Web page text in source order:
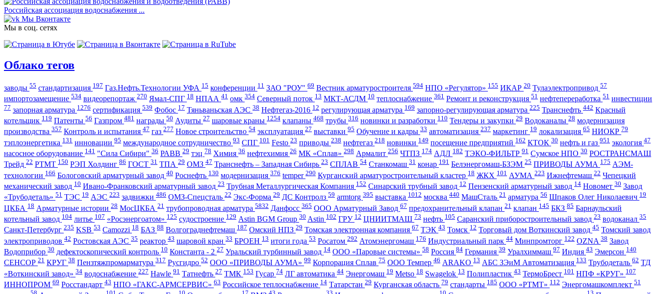
Российская ассоциация водоснабжения ...
Мы Вконтакте
Мы в соц. сетях
Облако тегов
заводы 55 стандартизация 197 Газ.Нефть.Технологии УФА 15 конференции 11 ЗАО "РОУ" 69 Вестник арматуростроителя 594 НПО «Регулятор» 155 ИКАР 20 Тулаэлектропривод 57
импортозамещение 534 видеорепортаж 270 Ямал-СПГ 18 НПАА 41 омк 354 Северный поток 13 МКТ-АСДМ 10 теплоснабжение 361 Ремонт и реконструкция 51 нефтепереработка 51 инвестиции
77 запорная арматура 1276 сертификация 539 Фобос 17 Тяньваньская АЭС 38 Нефтегаз-2016 12 регулирующая арматура 169 запорно-регулирующая арматура 225 Транснефть 442 Красный
котельщик 119 Патенты 56 Газпром 481 награды 50 Аудиты 27 шаровые краны 1254 клапаны 468 трубы 316 новинки и разработки 110 Тендеры и закупки 29 Водоканалы 28 модернизация
производства 357 Контроль и испытания 47 газ 277 Новое строительство 54 эксплуатация 27 выставки 95 Обучение и кадры 33 автоматизация 237 маркетинг 19 локализация 65 НИОКР 79
тэплоэнергетика 131 инновации 95 международное сотрудничество 93 СПГ 101 Festo 23 приводы 238 нефтегаз 218 новинки 149 посещение предприятий 162 КТОК 30 нефть и газ 951 экология 47
насосное оборудование 141 "Сила Сибири" 36 РАВВ 29 тэц 78 Химия 36 нефтехимия 26 МК «Сплав» 298 Армалит 256 ЧТПЗ 174 АДЛ 182 ТЭКО-ФИЛЬТР 91 Сумское НПО 30 РОСТРАНСМАШ
Трейд 22 РТМТ 150 РЭП Холдинг 86 ГОСТ 31 ТПА 29 ОМЗ 47 Транснефть – Западная Сибирь 23 СПЛАВ 54 Станкомаш 31 конар 191 Белэнергомаш-БЗЭМ 25 ПРИВОДЫ АУМА 175 АЭМ-
технологии 166 Бологовский арматурный завод 40 Роснефть 130 модернизация 376 temper 290 Курганский арматуростроительный кластер 18 ЖКХ 101 АУМА 223 Ижнефтемаш 22 Чепецкий
механический завод 10 Ивано-Франковский арматурный завод 23 Трубная Металлургическая Компания 152 Синарский трубный завод 12 Пензенский арматурный завод 14 Новомет 30 Завод
«Трубодеталь» 51 ТЭС 19 АЭС 223 задвижки 486 ОМЗ-Спецсталь 22 Экс-Форма 29 ДС Контролз 59 armtorg 395 выставка 1012 москва 440 МашСталь 21 арматура 56 Шпаков Олег Николаевич 19
ЦКБА 18 Арматурные истории 28 МосЦКБА 21 трубопроводная арматура 5832 Данфосс 365 ООО Арматурный Завод 67 предохранительный клапан 21 клапан 145 БКЗ 85 Барнаульский
котельный завод 104 литье 107 «Росэнергоатом» 125 судостроение 129 Astin BGM Group 30 Astin 102 ГРУ 12 ЦНИИТМАШ 73 нефть 105 Саранский приборостроительный завод 23 водоканал 35
Санкт-Петербург 235 KSB 53 Camozzi 18 БАЗ 88 Волгограднефтемаш 187 Омский НПЗ 29 Томская электронная компания 67 ТЭК 43 Томск 12 Торговый дом Воткинский завод 45 Томский завод
электроприводов 42 Ростовская АЭС 35 реактор 43 шаровой кран 33 БРОЕН 13 итоги года 53 Росатом 292 Атомэнергомаш 176 Индустриальный парк 44 Минпромторг 122 OZNA 38 Завод
Водоприбор 30 дефектоскопический контроль 10 Константа - 2 27 Уральский турбинный завод 14 ООО «Паровые системы» 58 Россия 84 Германия 39 Уралхиммаш 97 Индия 43 Эмерсон 140
СЕНСОР 21 КРУГ 38 Пензтяжпромарматура 317 Русгидро 52 ООО «ПРИВОДЫ АУМА» 99 Корпорация Сплав 75 ООО Темпер 46 ARAKO 13 АБС ЗЭиМ Автоматизация 133 Трубодеталь 62 ТД
«Воткинский завод» 34 водоснабжение 227 Hawle 91 Татнефть 27 ТМК 153 Гусар 74 ЛГ автоматика 44 Энергомаш 19 Metso 18 Swagelok 13 Полипластик 43 ТермоБрест 101 НПФ «КРУГ» 107
ИННОПРОМ 69 Росстандарт 43 НПО «ГАКС-АРМСЕРВИС» 63 Российское теплоснабжение 14 Татарстан 29 Курганская область 79 стандарты 185 ООО «РТМТ» 112 Энергомашкомплект 51